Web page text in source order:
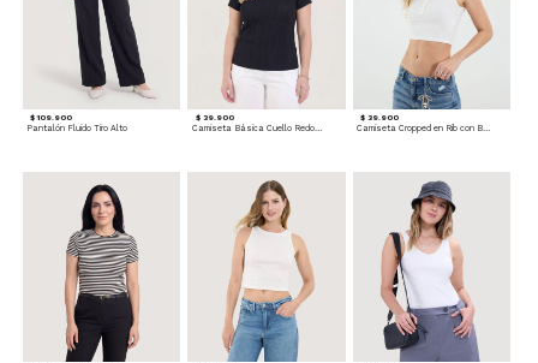
$ 109.900
Pantalón Fluido Tiro Alto
$ 39.900
Camiseta Básica Cuello Redondo
$ 39.900
Camiseta Cropped en Rib con Botones